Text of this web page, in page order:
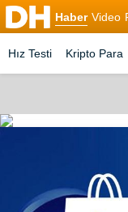
Haber Video
Hız Testi Kripto Para